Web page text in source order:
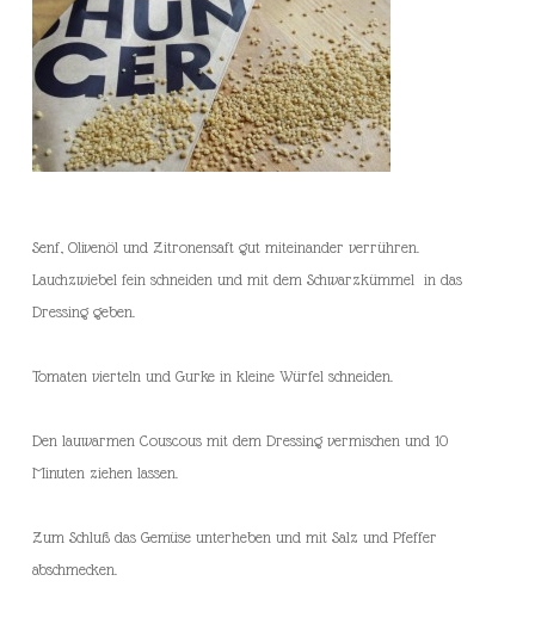
Senf, Olivenöl und Zitronensaft gut miteinander verrühren.
Lauchzwiebel fein schneiden und mit dem Schwarzkümmel in das
Dressing geben.
Tomaten vierteln und Gurke in kleine Würfel schneiden.
Den lauwarmen Couscous mit dem Dressing vermischen und 10
Minuten ziehen lassen.
Zum Schluß das Gemüse unterheben und mit Salz und Pfeffer
abschmecken.